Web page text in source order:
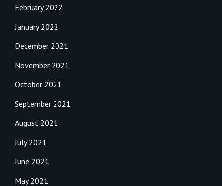
February 2022
January 2022
December 2021
November 2021
October 2021
September 2021
August 2021
July 2021
June 2021
May 2021